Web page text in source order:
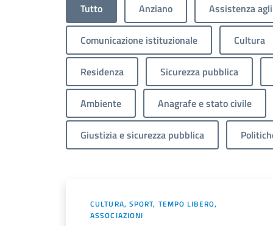
Tutto Anziano Assistenza
Comunicazione istituzionale Cultura
Residenza Sicurezza pubblica
Ambiente Anagrafe e stato civile
Giustizia e sicurezza pubblica
CULTURA, SPORT, TEMPO LIBERO,
ASSOCIAZIONI